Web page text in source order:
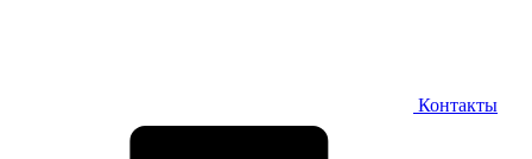
Контакты